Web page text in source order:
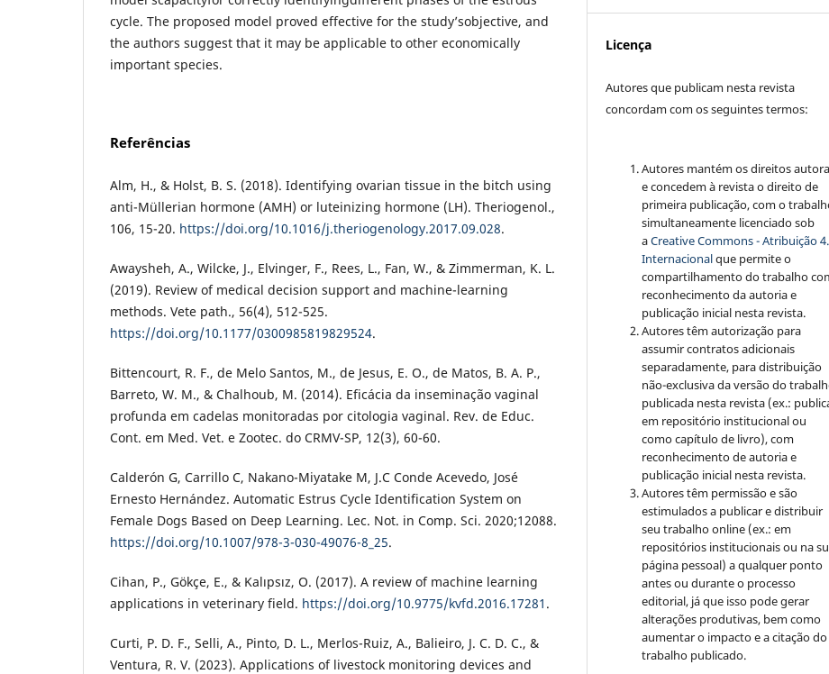
cycle. The proposed model proved effective for the study’sobjective, and
the authors suggest that it may be applicable to other economically
important species.
Referências
Alm, H., & Holst, B. S. (2018). Identifying ovarian tissue in the bitch using
anti-Müllerian hormone (AMH) or luteinizing hormone (LH). Theriogenol.,
106, 15-20. https://doi.org/10.1016/j.theriogenology.2017.09.028.
Awaysheh, A., Wilcke, J., Elvinger, F., Rees, L., Fan, W., & Zimmerman, K. L.
(2019). Review of medical decision support and machine-learning
methods. Vete path., 56(4), 512-525.
https://doi.org/10.1177/0300985819829524.
Bittencourt, R. F., de Melo Santos, M., de Jesus, E. O., de Matos, B. A. P.,
Barreto, W. M., & Chalhoub, M. (2014). Eficácia da inseminação vaginal
profunda em cadelas monitoradas por citologia vaginal. Rev. de Educ.
Cont. em Med. Vet. e Zootec. do CRMV-SP, 12(3), 60-60.
Calderón G, Carrillo C, Nakano-Miyatake M, J.C Conde Acevedo, José
Ernesto Hernández. Automatic Estrus Cycle Identification System on
Female Dogs Based on Deep Learning. Lec. Not. in Comp. Sci. 2020;12088.
https://doi.org/10.1007/978-3-030-49076-8_25.
Cihan, P., Gökçe, E., & Kalıpsız, O. (2017). A review of machine learning
applications in veterinary field. https://doi.org/10.9775/kvfd.2016.17281 .
Curti, P. D. F., Selli, A., Pinto, D. L., Merlos-Ruiz, A., Balieiro, J. C. D. C., &
Ventura, R. V. (2023). Applications of livestock monitoring devices and
Licença
Autores que publicam nesta revista
concordam com os seguintes termos:
Autores mantém os direitos
e concedem à revista o direito de
primeira publicação, com o
simultaneamente licenciado sob
aCreative Commons - Atribuição
Internacionalque permite o
compartilhamento do trabalho
reconhecimento da autoria e
publicação inicial nesta revista.
Autores têm autorização para
assumir contratos adicionais
separadamente, para distribuição
não-exclusiva da versão do
publicada nesta revista (ex.:
em repositório institucional ou
como capítulo de livro), com
reconhecimento de autoria e
publicação inicial nesta revista.
Autores têm permissão e são
estimulados a publicar e distribuir
seu trabalho online (ex.: em
repositórios institucionais ou na
página pessoal) a qualquer ponto
antes ou durante o processo
editorial, já que isso pode gerar
alterações produtivas, bem como
aumentar o impacto e a citação do
trabalho publicado.